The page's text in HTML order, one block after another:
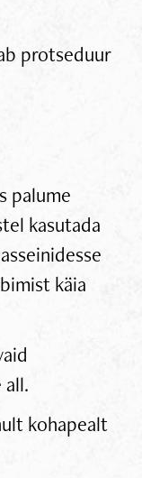
protseduur
palume
kasutada
käia
all.
kohapealt